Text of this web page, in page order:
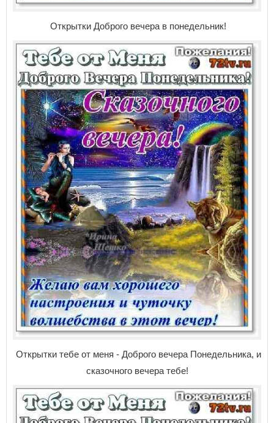
Открытки Доброго вечера в понедельник!
Открытки тебе от меня - Доброго вечера Понедельника, и
сказочного вечера тебе!